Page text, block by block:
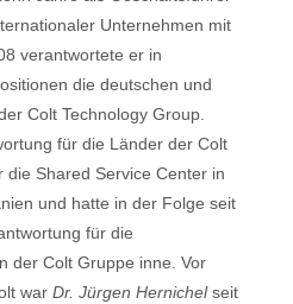
Unternehmen mit
verantwortete er in
die deutschen und
Colt Technology Group.
für die Länder der Colt
Shared Service Center in
und hatte in der Folge seit
für die
der Colt Gruppe inne. Vor
war Dr. Jürgen Hernichelseit